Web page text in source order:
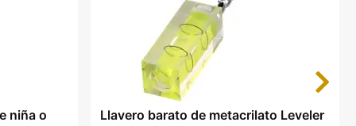
niña o Llavero barato de metacrilato Leveler
Next